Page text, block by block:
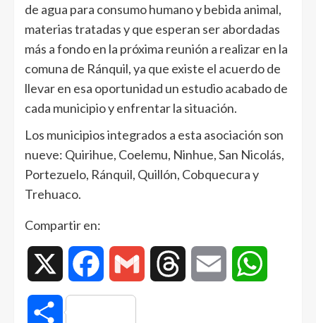
de agua para consumo humano y bebida animal,
materias tratadas y que esperan ser abordadas
más a fondo en la próxima reunión a realizar en la
comuna de Ránquil, ya que existe el acuerdo de
llevar en esa oportunidad un estudio acabado de
cada municipio y enfrentar la situación.
Los municipios integrados a esta asociación son
nueve: Quirihue, Coelemu, Ninhue, San Nicolás,
Portezuelo, Ránquil, Quillón, Cobquecura y
Trehuaco.
Compartir en:
Facebook Gmail Threads Email
Compartir